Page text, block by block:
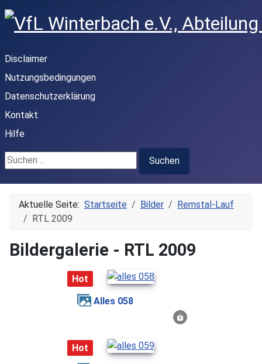
Disclaimer
Nutzungsbedingungen
Datenschutzerklärung
Kontakt
Hilfe
Suchen ...
Suchen
Aktuelle Seite: Startseite Bilder
Remstal-Lauf
RTL 2009
Bildergalerie - RTL 2009
Hot
alles 058
Hot